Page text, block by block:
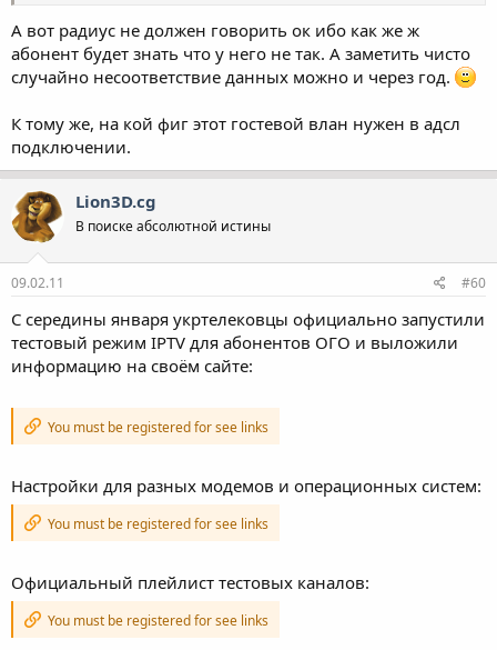
А вот радиус не должен говорить ок ибо как же ж
абонент будет знать что у него не так. А заметить чисто
случайно несоответствие данных можно и через год.
К тому же, на кой фиг этот гостевой влан нужен в адсл
подключении.
Lion3D.cg
В поиске абсолютной истины
09.02.11 #60
С середины января укртелековцы официально запустили
тестовый режим IPTV для абонентов ОГО и выложили
информацию на своём сайте:
You must be registered for see links
Настройки для разных модемов и операционных систем:
You must be registered for see links
Официальный плейлист тестовых каналов:
You must be registered for see links